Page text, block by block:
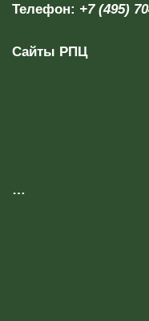
Телефон: +7 (495)
Сайты РПЦ
…